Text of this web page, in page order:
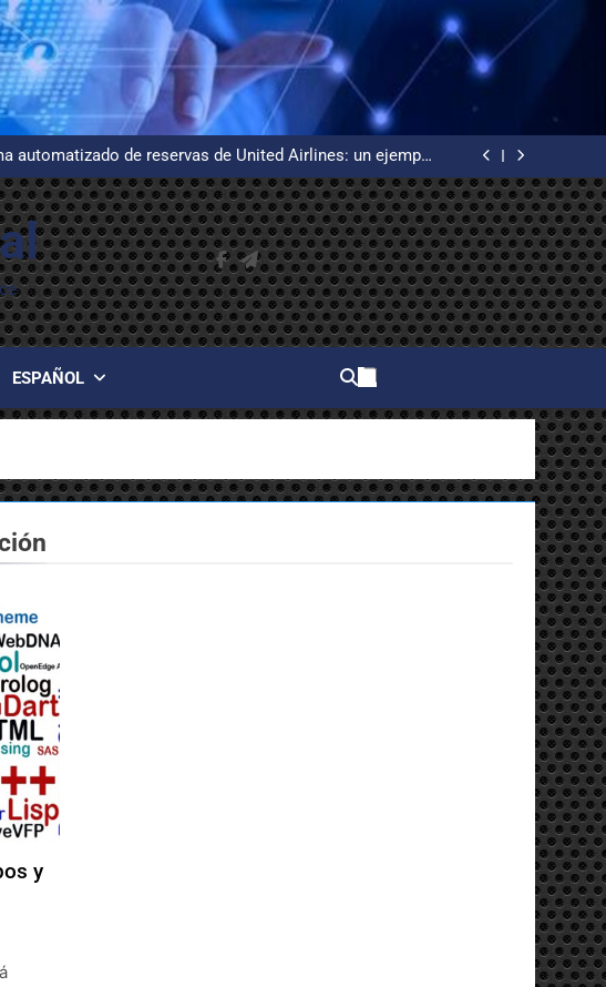
de WordPress desde cero en un VPS Ubuntu con
certificados de Let’s Encrypt
Guía básica de redes informáticas desde cero
automatizado de reservas de United Airlines: un ejemplo
de alta disponibilidad
Evelyn Berezin, la creadora del primer procesador de texto
de WordPress desde cero en un VPS Ubuntu con
certificados de Let’s Encrypt
Guía básica de redes informáticas desde cero
automatizado de reservas de United Airlines: un ejemplo
de alta disponibilidad
Evelyn Berezin, la creadora del primer procesador de texto
de WordPress desde cero en un VPS Ubuntu con
certificados de Let’s Encrypt
ESPAÑOL
y